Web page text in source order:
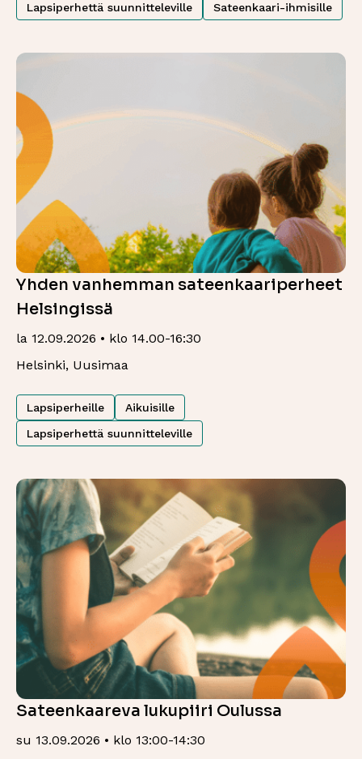
Lapsiperhettä suunnitteleville
Sateenkaari-ihmisille
Yhden vanhemman sateenkaariperheet
Helsingissä
la 12.09.2026 • klo 14.00-16:30
Helsinki, Uusimaa
Lapsiperheille
Aikuisille
Lapsiperhettä suunnitteleville
Sateenkaareva lukupiiri Oulussa
su 13.09.2026 • klo 13:00-14:30